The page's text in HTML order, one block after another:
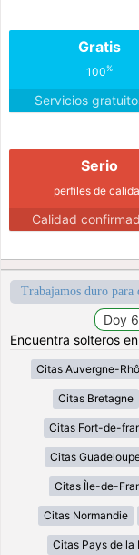
Gratis
100%
Servicios
Serio
perfiles de
Calidad
Trabajamos duro
Encuentra solteros
Citas Auvergne-
Citas Bretagne
Citas Fort-de-
Citas
Citas Île-de-
Citas Normandie
Citas Pays de la